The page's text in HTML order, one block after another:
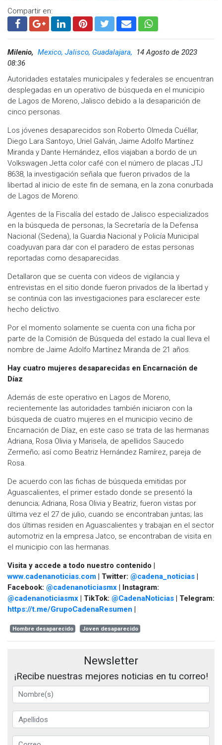
Compartir en:
Milenio, Mexico, Jalisco, Guadalajara,
14 Agosto de 2023
08:36
Autoridades estatales municipales y federales se encuentran
desplegadas en un operativo de búsqueda en el municipio
de Lagos de Moreno, Jalisco debido a la desaparición de
cinco personas.
Los jóvenes desaparecidos son Roberto Olmeda Cuéllar,
Diego Lara Santoyo, Uriel Galván, Jaime Adolfo Martínez
Miranda y Dante Hernández, ellos viajaban a bordo de un
Volkswagen Jetta color café con el número de placas JTJ
8638, la investigación señala que fueron privados de la
libertad al inicio de este fin de semana, en la zona conurbada
de Lagos de Moreno.
Agentes de la Fiscalía del estado de Jalisco especializados
en la búsqueda de personas, la Secretaría de la Defensa
Nacional (Sedena), la Guardia Nacional y Policía Municipal
coadyuvan para dar con el paradero de estas personas
reportadas como desaparecidas.
Detallaron que se cuenta con videos de vigilancia y
entrevistas en el sitio donde fueron privados de la libertad y
se continúa con las investigaciones para esclarecer este
hecho delictivo.
Por el momento solamente se cuenta con una ficha por
parte de la Comisión de Búsqueda del estado la cual lleva el
nombre de Jaime Adolfo Martínez Miranda de 21 años.
Hay cuatro mujeres desaparecidas en Encarnación de
Díaz
Además de este operativo en Lagos de Moreno,
recientemente las autoridades también iniciaron con la
búsqueda de cuatro mujeres en el municipio vecino de
Encarnación de Díaz, en este caso se trata de las hermanas
Adriana, Rosa Olivia y Marisela, de apellidos Saucedo
Zermeño; así como Beatriz Hernández Ramírez, pareja de
Rosa.
De acuerdo con las fichas de búsqueda emitidas por
Aguascalientes, el primer estado donde se presentó la
denuncia; Adriana, Rosa Olivia y Beatriz, fueron vistas por
última vez el 27 de julio, cuando se encontraban juntas; las
dos últimas residen en Aguascalientes y trabajan en el sector
automotriz en la empresa Jatco, se encontraban de visita en
el municipio con las hermanas.
Visita y accede a todo nuestro contenido |
www.cadenanoticias.com | Twitter: @cadena_noticias |
Facebook: @cadenanoticiasmx | Instagram:
@cadenanoticiasmx | TikTok: @CadenaNoticias | Telegram:
https://t.me/GrupoCadenaResumen |
Hombre desaparecido Joven desaparecido
Newsletter
¡Recibe nuestras mejores noticias en tu correo!